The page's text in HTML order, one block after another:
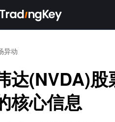
异动
达(NVDA)
核心信息